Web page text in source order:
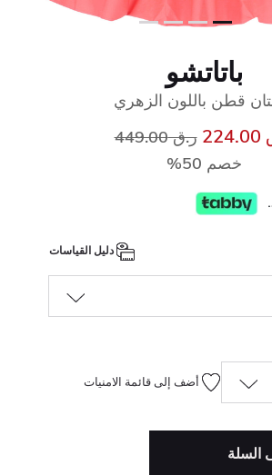
باتاتشو
قطن باللون الزهري
سعر مخفض من
ر.ق 449.00
خصم 50%
أضف إلى قائمة الامنيات
السلة